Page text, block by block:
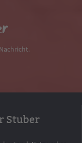
Stuber